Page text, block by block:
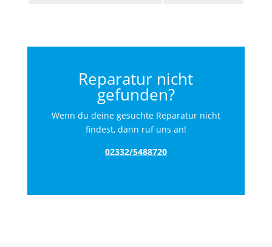
Reparatur nicht
gefunden?
Wenn du deine gesuchte Reparatur nicht
findest, dann ruf uns an!
02332/5488720